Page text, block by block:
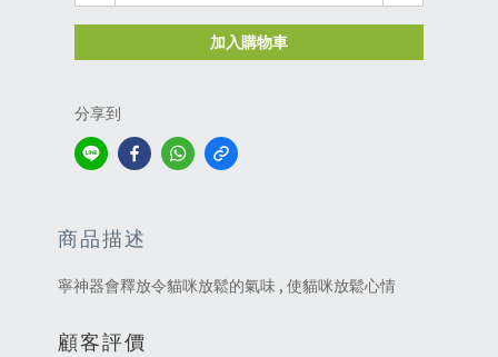
加入購物車
分享到
商品描述
寧神器會釋放令貓咪放鬆的氣味 , 使貓咪放鬆心情
顧客評價